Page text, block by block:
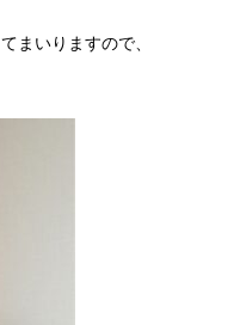
まいりますので、